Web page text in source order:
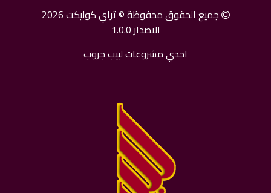
جميع الحقوق محفوظة © تراي كوليكت 2026
الاصدار 1.0.0
احدي مشروعات لبيب جروب